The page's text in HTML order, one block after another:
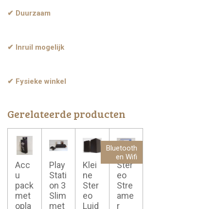
✔ Duurzaam
✔ Inruil mogelijk
✔ Fysieke winkel
Gerelateerde producten
Acc
u
pack
met
opla
Play
Stati
on 3
Slim
met
Klei
ne
Ster
eo
Luid
Bluetooth
en Wifi
Ster
eo
Stre
ame
r